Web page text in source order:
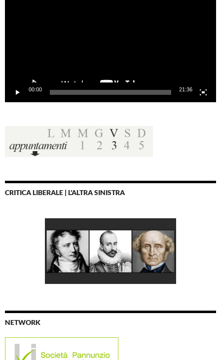
00:00 21:36
CRITICA LIBERALE | L'ALTRA SINISTRA
NETWORK